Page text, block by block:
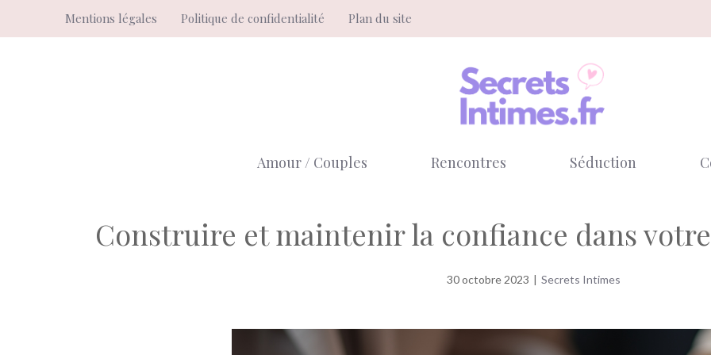
au
Mentions légales Politique de confidentialité Plan du site
Amour / Couples Rencontres Séduction
Construire et maintenir la confiance dans
30 octobre 2023 | Secrets Intimes